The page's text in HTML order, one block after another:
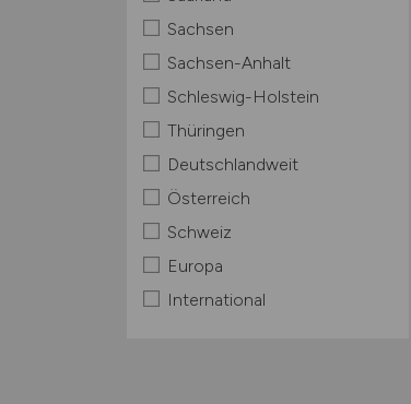
Sachsen
Sachsen-Anhalt
Schleswig-Holstein
Thüringen
Deutschlandweit
Österreich
Schweiz
Europa
International